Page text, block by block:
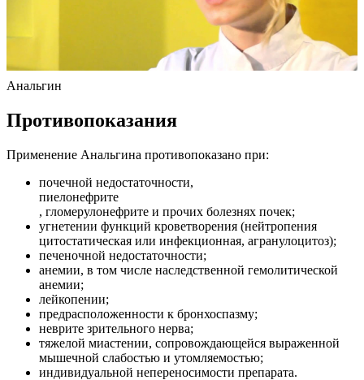
Анальгин
Противопоказания
Применение Анальгина противопоказано при:
почечной недостаточности,
пиелонефрите
, гломерулонефрите и прочих болезнях почек;
угнетении функций кроветворения (нейтропения
цитостатическая или инфекционная, агранулоцитоз);
печеночной недостаточности;
анемии, в том числе наследственной гемолитической
анемии;
лейкопении;
предрасположенности к бронхоспазму;
неврите зрительного нерва;
тяжелой миастении, сопровождающейся выраженной
мышечной слабостью и утомляемостью;
индивидуальной непереносимости препарата.